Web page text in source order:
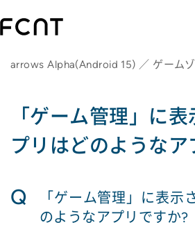
arrows Alpha(Android 15) ／ ゲーム
「ゲーム管理」に
プリはどのようなア
Q
「ゲーム管理」に表示
のようなアプリですか?